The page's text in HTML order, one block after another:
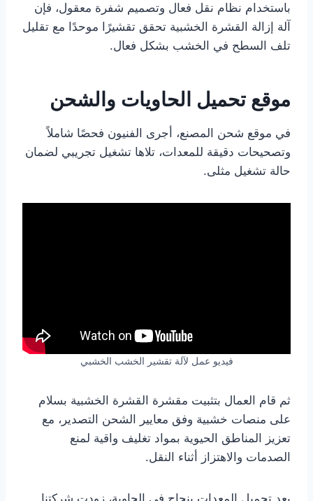
باستخدام نظام نقل فعال وتصميم شفرة معقول، فإن
آلة إزالة القشرة الخشبية تحقق تقشيرًا موحدًا مع تقليل
تلف السطح في الخشب بشكل فعال.
موقع تحميل الحاويات والشحن
في موقع شحن المصنع، أجرى الفنيون فحصًا شاملاً
وتصحيحات دقيقة للمعدات، تلاها تشغيل تجريبي لضمان
حالة تشغيل مثلى.
فيديو عمل لآلة تقشير الخشب الخشبي
ثم قام العمال بتثبيت مقشرة القشرة الخشبية بسلام
على منصات خشبية وفق معايير الشحن التصدير، مع
تعزيز المناطق الحيوية بمواد تغليف واقية لمنع
الصدمات والاهتزاز أثناء النقل.
بعد تحميل المعدات بنجاح في الحاوية، زودت شركتنا